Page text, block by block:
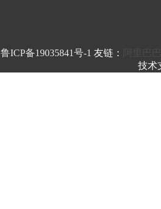
鲁ICP备19035841号-1 友链：
技术